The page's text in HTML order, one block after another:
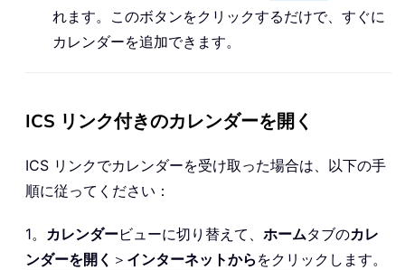
れます。このボタンをクリックするだけで、すぐに
カレンダーを追加できます。
ICS リンク付きのカレンダーを開く
ICS リンクでカレンダーを受け取った場合は、以下の手
順に従ってください：
1。 カレンダービューに切り替えて、 ホームタブのカレ
ンダーを開く ＞ インターネットから をクリックします。